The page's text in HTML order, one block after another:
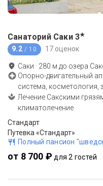
Санаторий Саки 3★
9.2 / 10 17 оценок
Саки · 280 м до озера
Опорно-двигательный
система, косметология,
Лечение Сакскими
климатолечение
Стандарт
Путевка «Стандарт»
Полный пансион
от 8 700 ₽ для 2 гостей